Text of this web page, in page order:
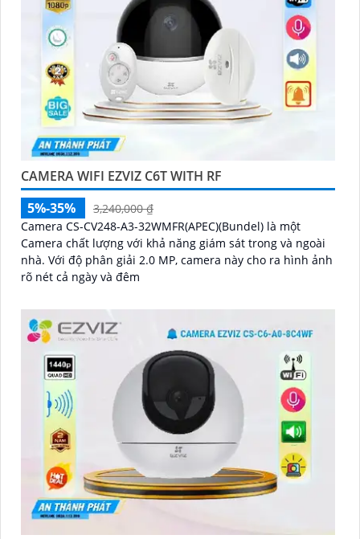
CAMERA WIFI EZVIZ C6T WITH RF
5%-35%
3,240,000 ₫
Camera CS-CV248-A3-32WMFR(APEC)(Bundel) là một
Camera chất lượng với khả năng giám sát trong và ngoài
nhà. Với độ phân giải 2.0 MP, camera này cho ra hình ảnh
rõ nét cả ngày và đêm